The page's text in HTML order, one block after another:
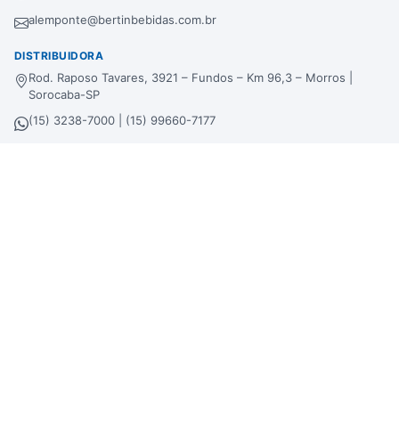
alemponte@bertinbebidas.com.br
DISTRIBUIDORA
Rod. Raposo Tavares, 3921 – Fundos – Km 96,3 – Morros |
Sorocaba-SP
(15) 3238-7000 | (15) 99660-7177